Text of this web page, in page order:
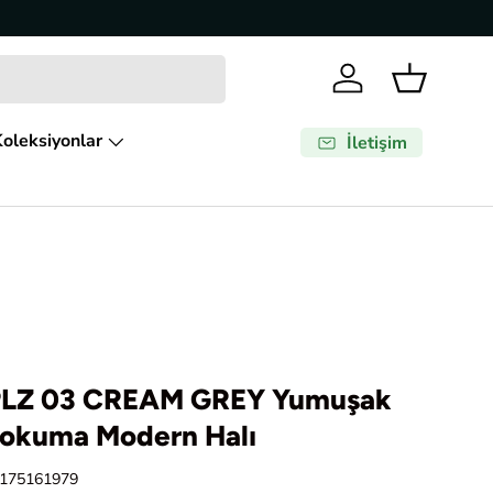
Giriş YapSepet
İletişim
03 CREAM GREY Yumuşak
Modern Halı